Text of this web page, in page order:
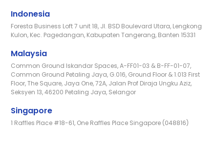
Indonesia
Foresta Business Loft 7 unit 18, Jl. BSD Boulevard Utara, Lengkong
Kulon, Kec. Pagedangan, Kabupaten Tangerang, Banten 15331
Malaysia
Common Ground Iskandar Spaces, A-FF01-03 & B-FF-01-07,
Common Ground Petaling Jaya, G.016, Ground Floor & 1.013 First
Floor, The Square, Jaya One, 72A, Jalan Prof Diraja Ungku Aziz,
Seksyen 13, 46200 Petaling Jaya, Selangor
Singapore
1 Raffles Place #18-61, One Raffles Place Singapore (048816)